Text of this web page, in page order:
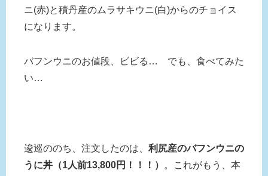
ニ(赤)と積丹産のムラサキウニ(白)からのチョイス
になります。
バフンウニのお値段、ビビる… でも、食べてみた
い…
逡巡ののち、注文したのは、 利尻産のバフンウニの
うに丼（1人前13,800円！！！）
。これがもう、本